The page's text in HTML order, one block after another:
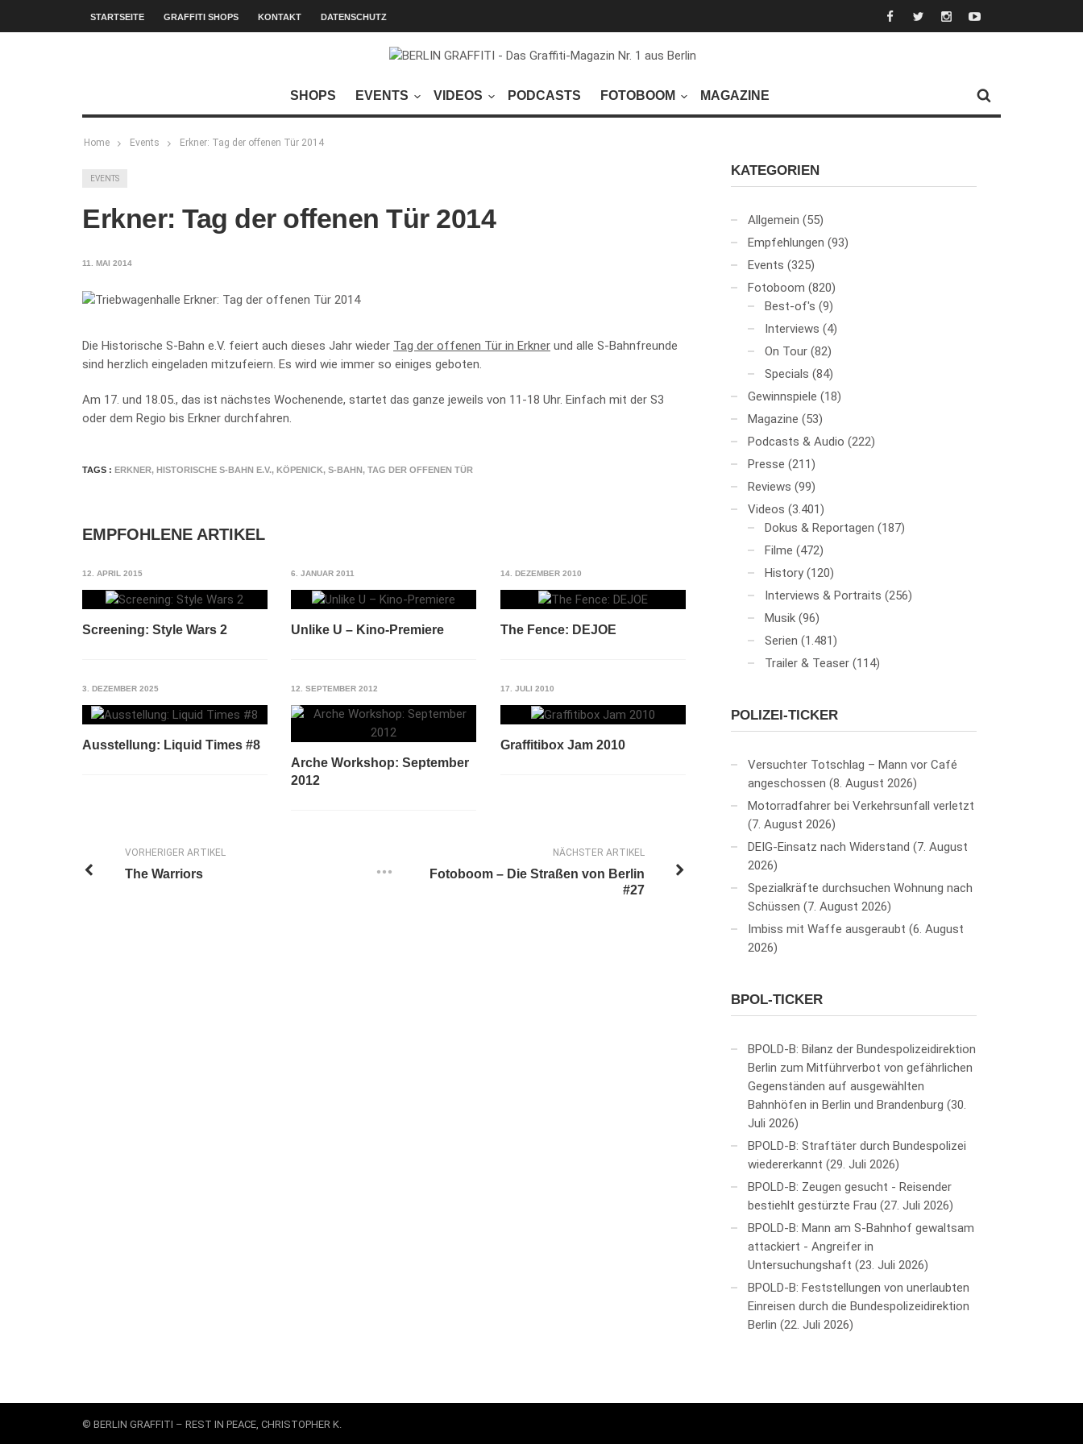
STARTSEITE GRAFFITI SHOPS KONTAKT DATENSCHUTZ
SHOPS EVENTS VIDEOS PODCASTS FOTOBOOM MAGAZINE
Home Events Erkner: Tag der offenen Tür 2014
EVENTS
Erkner: Tag der offenen Tür 2014
11. MAI 2014
Die Historische S-Bahn e.V. feiert auch dieses Jahr wieder Tag der offenen Tür in Erkner und alle S-Bahnfreunde
sind herzlich eingeladen mitzufeiern. Es wird wie immer so einiges geboten.
Am 17. und 18.05., das ist nächstes Wochenende, startet das ganze jeweils von 11-18 Uhr. Einfach mit der S3
oder dem Regio bis Erkner durchfahren.
TAGS : ERKNER, HISTORISCHE S-BAHN E.V., KÖPENICK, S-BAHN, TAG DER OFFENEN TÜR
EMPFOHLENE ARTIKEL
12. APRIL 2015
Screening: Style Wars 2
6. JANUAR 2011
Unlike U – Kino-Premiere
14. DEZEMBER 2010
The Fence: DEJOE
3. DEZEMBER 2025
Ausstellung: Liquid Times #8
12. SEPTEMBER 2012
Arche Workshop: September
2012
17. JULI 2010
Graffitibox Jam 2010
NÄCHSTER ARTIKEL
Fotoboom – Die Straßen von Berlin
#27
VORHERIGER ARTIKEL
The Warriors
KATEGORIEN
Allgemein (55)
Empfehlungen (93)
Events (325)
Fotoboom (820)
Best-of's (9)
Interviews (4)
On Tour (82)
Specials (84)
Gewinnspiele (18)
Magazine (53)
Podcasts & Audio (222)
Presse (211)
Reviews (99)
Videos (3.401)
Dokus & Reportagen (187)
Filme (472)
History (120)
Interviews & Portraits (256)
Musik (96)
Serien (1.481)
Trailer & Teaser (114)
POLIZEI-TICKER
Versuchter Totschlag – Mann vor Café
angeschossen 8. August 2026
Motorradfahrer bei Verkehrsunfall verletzt
7. August 2026
DEIG-Einsatz nach Widerstand
7. August
2026
Spezialkräfte durchsuchen Wohnung nach
Schüssen
7. August 2026
Imbiss mit Waffe ausgeraubt 6. August
2026
BPOL-TICKER
BPOLD-B: Bilanz der Bundespolizeidirektion
Berlin zum Mitführverbot von gefährlichen
Gegenständen auf ausgewählten
Bahnhöfen in Berlin und Brandenburg 30.
Juli 2026
BPOLD-B: Straftäter durch Bundespolizei
wiedererkannt 29. Juli 2026
BPOLD-B: Zeugen gesucht - Reisender
bestiehlt gestürzte Frau 27. Juli 2026
BPOLD-B: Mann am S-Bahnhof gewaltsam
attackiert - Angreifer in
Untersuchungshaft 23. Juli 2026
BPOLD-B: Feststellungen von unerlaubten
Einreisen durch die Bundespolizeidirektion
Berlin 22. Juli 2026
© BERLIN GRAFFITI – REST IN PEACE, CHRISTOPHER K.